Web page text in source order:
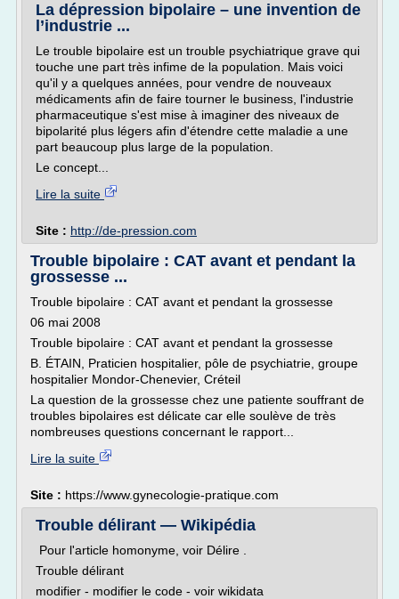
La dépression bipolaire – une invention de
l’industrie ...
Le trouble bipolaire est un trouble psychiatrique grave qui
touche une part très infime de la population. Mais voici
qu'il y a quelques années, pour vendre de nouveaux
médicaments afin de faire tourner le business, l'industrie
pharmaceutique s'est mise à imaginer des niveaux de
bipolarité plus légers afin d'étendre cette maladie a une
part beaucoup plus large de la population.
Le concept...
Lire la suite
Site : http://de-pression.com
Trouble bipolaire : CAT avant et pendant la
grossesse ...
Trouble bipolaire : CAT avant et pendant la grossesse
06 mai 2008
Trouble bipolaire : CAT avant et pendant la grossesse
B. ÉTAIN, Praticien hospitalier, pôle de psychiatrie, groupe
hospitalier Mondor-Chenevier, Créteil
La question de la grossesse chez une patiente souffrant de
troubles bipolaires est délicate car elle soulève de très
nombreuses questions concernant le rapport...
Lire la suite
Site : https://www.gynecologie-pratique.com
Trouble délirant — Wikipédia
Pour l'article homonyme, voir Délire .
Trouble délirant
modifier - modifier le code - voir wikidata